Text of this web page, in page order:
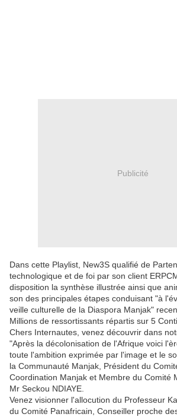
Publicité
Dans cette Playlist, New3S qualifié de
technologique et de foi par son client
disposition la synthèse illustrée ainsi que
son des principales étapes conduisant "à
veille culturelle de la Diaspora Manjak"
Millions de ressortissants répartis sur 5
Chers Internautes, venez découvrir dans
"Après la décolonisation de l'Afrique voici
toute l'ambition exprimée par l'image et le
la Communauté Manjak, Président du
Coordination Manjak et Membre du Comité
Mr Seckou NDIAYE.
Venez visionner l'allocution du Professeur
du Comité Panafricain, Conseiller proche